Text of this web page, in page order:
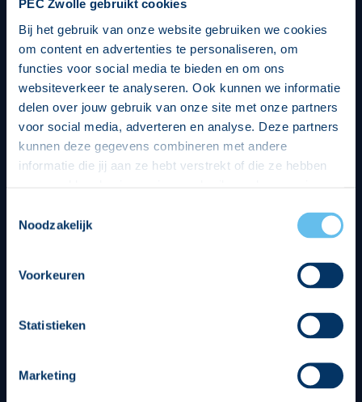
PEC Zwolle gebruikt cookies
Bij het gebruik van onze website gebruiken we cookies
om content en advertenties te personaliseren, om
functies voor social media te bieden en om ons
websiteverkeer te analyseren. Ook kunnen we informatie
delen over jouw gebruik van onze site met onze partners
voor social media, adverteren en analyse. Deze partners
kunnen deze gegevens combineren met andere
informatie die jij aan ze hebt verstrekt of die ze hebben
op een veilige en integere wijze. Je kunt je toestemming
beheren op de privacy- en cookieverklaring pagina.
Noodzakelijk
Voorkeuren
Statistieken
Marketing